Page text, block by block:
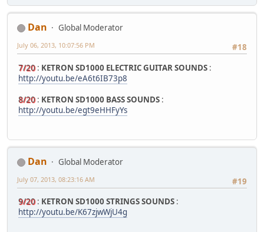
Dan
Global Moderator
#18
July 06, 2013, 10:07:56 PM
7/20: KETRON SD1000 ELECTRIC GUITAR SOUNDS :
http://youtu.be/eA6t6IB73p8
8/20: KETRON SD1000 BASS SOUNDS :
http://youtu.be/egt9eHHFyYs
Dan
Global Moderator
#19
July 07, 2013, 08:23:16 AM
9/20: KETRON SD1000 STRINGS SOUNDS :
http://youtu.be/K67zjwWjU4g